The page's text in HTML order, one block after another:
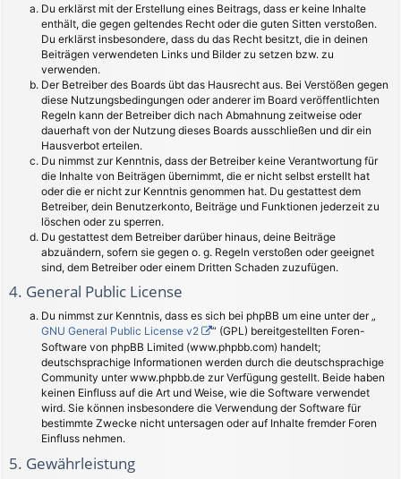
Du erklärst mit der Erstellung eines Beitrags, dass er keine Inhalte
enthält, die gegen geltendes Recht oder die guten Sitten verstoßen.
Du erklärst insbesondere, dass du das Recht besitzt, die in deinen
Beiträgen verwendeten Links und Bilder zu setzen bzw. zu
verwenden.
Der Betreiber des Boards übt das Hausrecht aus. Bei Verstößen gegen
diese Nutzungsbedingungen oder anderer im Board veröffentlichten
Regeln kann der Betreiber dich nach Abmahnung zeitweise oder
dauerhaft von der Nutzung dieses Boards ausschließen und dir ein
Hausverbot erteilen.
Du nimmst zur Kenntnis, dass der Betreiber keine Verantwortung für
die Inhalte von Beiträgen übernimmt, die er nicht selbst erstellt hat
oder die er nicht zur Kenntnis genommen hat. Du gestattest dem
Betreiber, dein Benutzerkonto, Beiträge und Funktionen jederzeit zu
löschen oder zu sperren.
Du gestattest dem Betreiber darüber hinaus, deine Beiträge
abzuändern, sofern sie gegen o. g. Regeln verstoßen oder geeignet
sind, dem Betreiber oder einem Dritten Schaden zuzufügen.
4. General Public License
Du nimmst zur Kenntnis, dass es sich bei phpBB um eine unter der „
GNU General Public License v2
“ (GPL) bereitgestellten Foren-
Software von phpBB Limited (www.phpbb.com) handelt;
deutschsprachige Informationen werden durch die deutschsprachige
Community unter www.phpbb.de zur Verfügung gestellt. Beide haben
keinen Einfluss auf die Art und Weise, wie die Software verwendet
wird. Sie können insbesondere die Verwendung der Software für
bestimmte Zwecke nicht untersagen oder auf Inhalte fremder Foren
Einfluss nehmen.
5. Gewährleistung